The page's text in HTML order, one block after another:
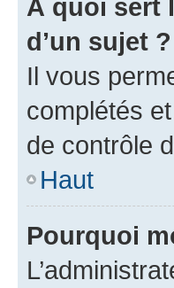
À quoi sert
d’un sujet ?
Il vous
complétés
de contrôle
Haut
Pourquoi